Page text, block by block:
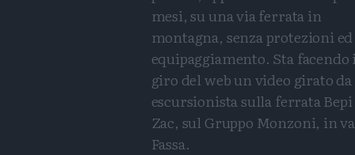
mesi, su una via ferrata in
montagna, senza protezioni ed
equipaggiamento. Sta facendo
giro del web un video girato
escursionista sulla ferrata Bepi
Zac, sul Gruppo Monzoni, in
Fassa.